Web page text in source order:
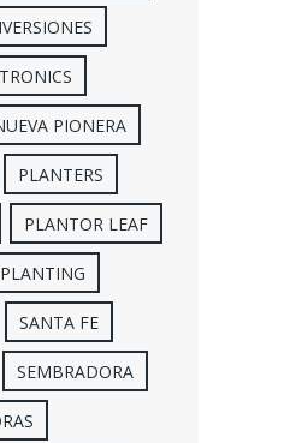
PIONERA
PLANTERS
PLANTOR LEAF
SANTA FE
SEMBRADORA